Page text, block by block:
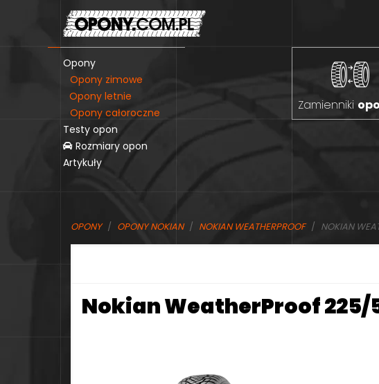
Opony
Opony zimowe
Opony letnie
Opony całoroczne
Testy opon
Rozmiary opon
Artykuły
Zamienniki
OPONY OPONY NOKIAN NOKIAN WEATHERPROOF NOKIAN
Nokian WeatherProof 225/